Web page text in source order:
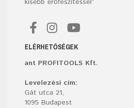
ELÉRHETŐSÉGEK
ant PROFITOOLS Kft.
Levelezési cím:
Gát utca 21,
1095 Budapest